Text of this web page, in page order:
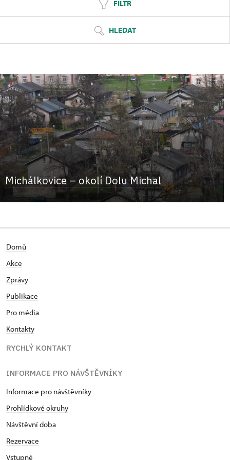
FILTR
HLEDAT
Michálkovice – okolí Dolu Michal
Domů
Akce
Zprávy
Publikace
Pro média
Kontakty
RYCHLÝ KONTAKT
INFORMACE PRO NÁVŠTĚVNÍKY
Informace pro návštěvníky
Prohlídkové okruhy
Návštěvní doba
Rezervace
Vstupné